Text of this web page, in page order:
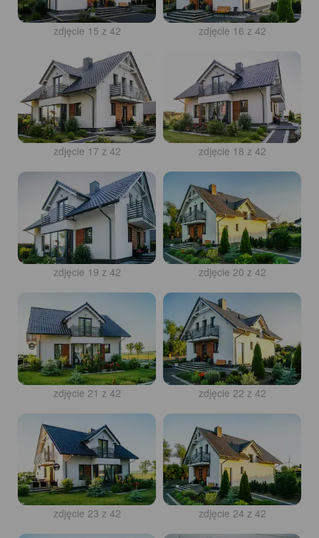
zdjęcie 15 z 42 zdjęcie 16 z 42
zdjęcie 17 z 42 zdjęcie 18 z 42
zdjęcie 19 z 42 zdjęcie 20 z 42
zdjęcie 21 z 42 zdjęcie 22 z 42
zdjęcie 23 z 42 zdjęcie 24 z 42